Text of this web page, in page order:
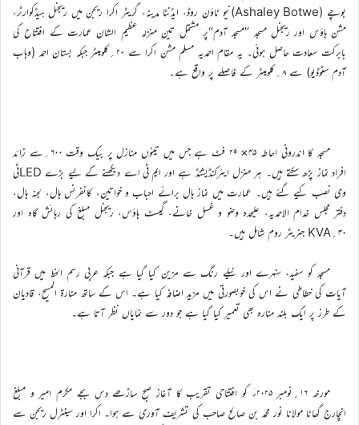
بوچے (Ashaley Botwe)نیو ٹاؤن روڈ، ایڈنٹا مدینہ، گریٹر اکرا ریجن میں ریجنل ہیڈکوارٹر،
مشن ہاؤس اور ریجنل مسجد ’’مسجد آدم‘‘پر مشتمل تین منزلہ عظیم الشان عمارت کے افتتاح کی
بابرکت سعادت حاصل ہوئی۔ یہ مقام احمدیہ مسلم مشن اکرا سے ۲۰؍کلومیٹر جبکہ بستان احمد (وہاب
آدم سٹوڈیو) سے ۸؍کلومیٹر کے فاصلے پر واقع ہے۔
مسجد کا اندرونی احاطہ ۴۵× ۲۹ فٹ ہے جس میں تینوں منازل پر بیک وقت ۶۰۰؍سے زائد
افراد نماز پڑھ سکتے ہیں۔ ہر منزل ایئرکنڈیشنڈ ہے اور ایم ٹی اے دیکھنے کے لیے بڑے LEDٹی
وی نصب کیے گئے ہیں۔ عمارت میں نماز ہال برائے احباب و خواتین، کانفرنس ہال، لجنہ ہال،
دفتر مجلس خدام الاحمدیہ، علیحدہ وضو و غسل خانے، گیسٹ ہاؤس، ریجنل مبلغ کی رہائش گاہ اور
۳۰؍KVA جنریٹر روم شامل ہیں۔
مسجد کو سفید، سنہرے اور نیلے رنگ سے مزین کیا گیا ہے جبکہ عربی رسم الخط میں قرآنی
آیات کی خطاطی نے اس کی خوبصورتی میں مزید اضافہ کیا ہے۔ اس کے ساتھ منارۃ المسیح، قادیان
کے طرز پر ایک بلند منارہ بھی تعمیر کیا گیا ہے جو دور سے نمایاں نظر آتا ہے۔
مورخہ ۱۶؍نومبر ۲۰۲۵ء کو افتتاحی تقریب کا آغاز صبح ساڑھے دس بجے مکرم امیر و مبلغ
انچارج گھانا مولانا نور محمد بن صالح صاحب کی تشریف آوری سے ہوا۔ اکرا اور سینٹرل ریجن سے